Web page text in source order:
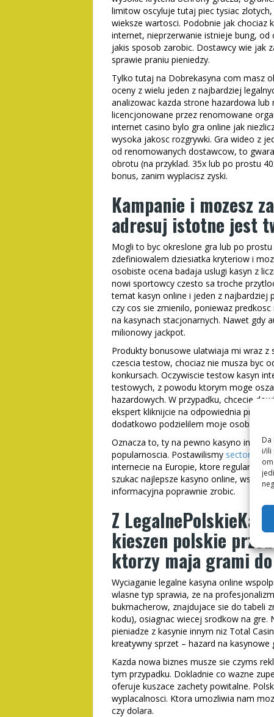
i/ili
limitow oscyluje tutaj piec tysiac
wieksze wartosci. Podobnie jak chociaz
internet, nieprzerwanie istnieje bung,
jakis sposob zarobic. Dostawcy wie jak
sprawie praniu pieniedzy.
Tylko tutaj na Dobrekasyna com masz
oceny z wielu jeden z najbardziej
analizowac kazda strone hazardowa
licencjonowane przez renomowane
internet casino bylo gra online jak
wysoka jakosc rozgrywki. Gra wideo z
od renomowanych dostawcow, to
obrotu (na przyklad. 35x lub po prostu
bonus, zanim wyplacisz zyski.
Kampanie i mozesz
adresuj istotne jest
Mogli to byc okreslone gra lub po
zdefiniowalem dziesiatka kryteriow i
osobiste ocena badaja uslugi kasyn z
nowi sportowcy czesto sa troche
temat kasyn online i jeden z najbardziej
czy cos sie zmienilo, poniewaz
na kasynach stacjonarnych. Nawet gdy
milionowy jackpot.
Produkty bonusowe ulatwiaja mi wraz z
czescia testow, chociaz nie musza byc
konkursach. Oczywiscie testow kasyn
testowych, z powodu ktorym moge
hazardowych. W przypadku, chcecie
ekspert kliknijcie na odpowiednia
dodatkowo podzielilem moje osobiste
Oznacza to, ty na pewno kasyno
popularnoscia. Postawilismy sector777
internecie na Europie, ktore regularnie
szukac najlepsze kasyno online,
informacyjna poprawnie zrobic.
Z
kieszen polskie
ktorzy maja grami
Wyciaganie legalne kasyna online
wlasne typ sprawia, ze na
bukmacherow, znajdujace sie do tabeli
kodu), osiagnac wiecej srodkow na gre.
pieniadze z kasynie innym niz Total
kreatywny sprzet – hazard na kasynowe
Kazda nowa biznes musze sie czyms
tym przypadku. Dokladnie co wazne
oferuje kuszace zachety powitalne.
wyplacalnosci. Ktora umozliwia nam
czy dolara.